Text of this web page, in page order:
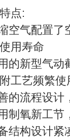
点:
空气配置了
用寿命
的新型气动
工艺频繁
的流程设计
制氧新工节
结构设计紧